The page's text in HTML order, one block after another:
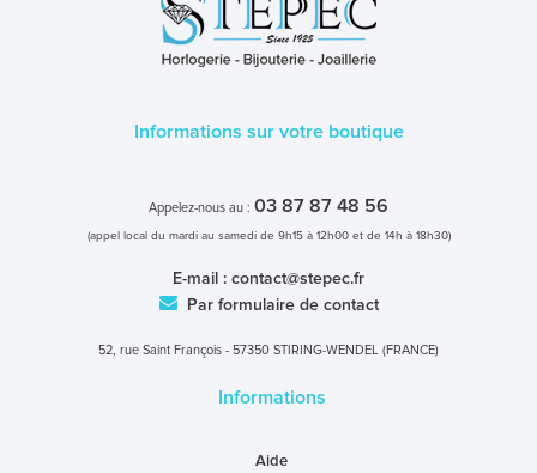
Informations sur votre boutique
Appelez-nous au : 03 87 87 48 56
(appel local du mardi au samedi de 9h15 à 12h00 et de 14h à 18h30)
E-mail : contact@stepec.fr
Par formulaire de contact
52, rue Saint François - 57350 STIRING-WENDEL (FRANCE)
Informations
Aide